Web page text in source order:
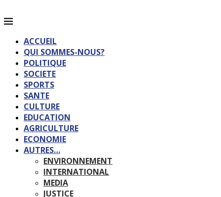
ACCUEIL
QUI SOMMES-NOUS?
POLITIQUE
SOCIETE
SPORTS
SANTE
CULTURE
EDUCATION
AGRICULTURE
ECONOMIE
AUTRES…
ENVIRONNEMENT
INTERNATIONAL
MEDIA
JUSTICE